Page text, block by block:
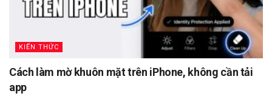
KIẾN THỨC
Cách làm mờ khuôn mặt trên iPhone, không cần tải
app